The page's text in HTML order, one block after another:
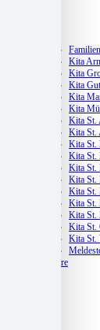
Kita
Kita
Kita
Kita
Kita
Kita St.
Kita St.
Kita St.
Kita St.
Kita St.
Kita St.
Kita St.
Kita St.
Kita St.
Kita St.
Kita St.
Karriere